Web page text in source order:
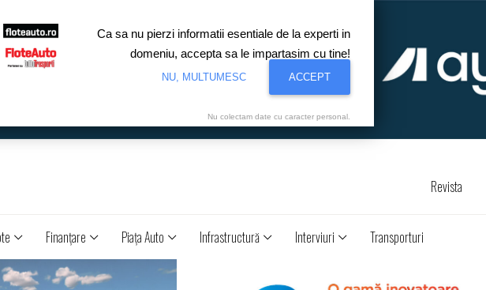
Revista
Finanţare Piaţa Auto Infrastructură Interviuri Transporturi
Ca sa nu pierzi informatii esentiale de la experti in
domeniu, accepta sa le impartasim cu tine!
NU, MULTUMESC ACCEPT
Nu colectam date cu caracter personal.